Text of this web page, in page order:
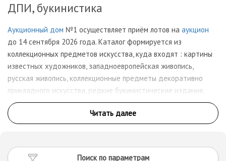
ДПИ, букинистика
Аукционный дом №1 осуществляет приём лотов на аукцион
до 14 сентября 2026 года. Каталог формируется из
коллекционных предметов искусства, куда входят : картины
известных художников, западноевропейская живопись,
русская живопись, коллекционные предметы декоративно
прикладного искусства, редкие букинистические издания,
старинный фарфор и прочие антикварные раритеты!
Предложения присылайте на почту info@antiqueauction.ru